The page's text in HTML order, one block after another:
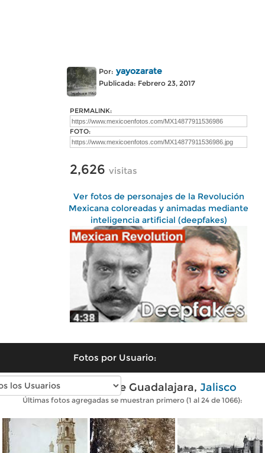
Por: yayozarate
Publicada: Febrero 23, 2017
PERMALINK:
FOTO:
2,626 visitas
Ver fotos de personajes de la Revolución
Mexicana coloreadas y animadas mediante
inteligencia artificial (deepfakes)
Fotos por Usuario:
Fotos antiguas de Guadalajara, Jalisco
Últimas fotos agregadas se muestran primero (1 al 24 de 1066):